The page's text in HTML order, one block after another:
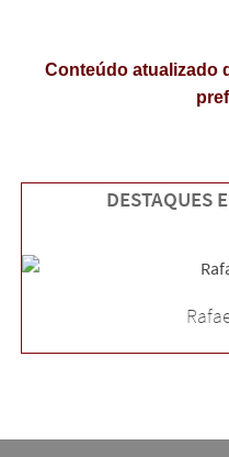
Conteúdo atualizado
DESTAQUES